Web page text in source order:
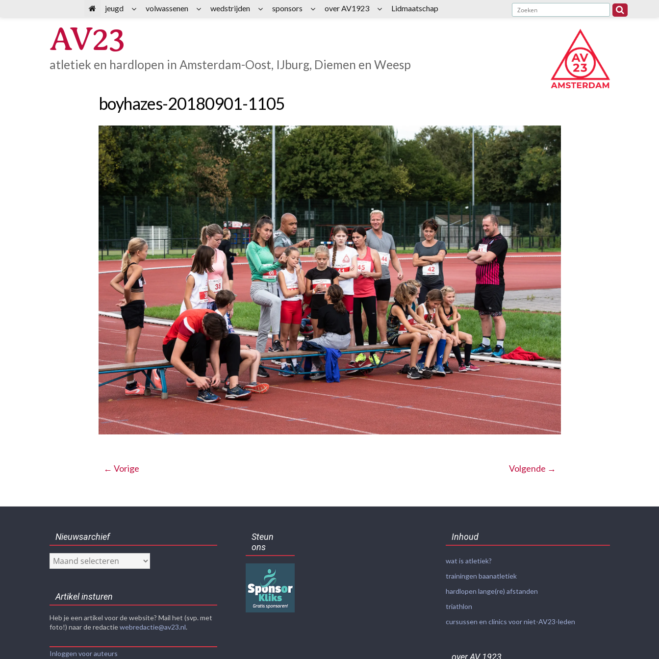
AV23
atletiek en hardlopen in Amsterdam-Oost, IJburg, Diemen en Weesp
boyhazes-20180901-1105
← Vorige Volgende →
Nieuwsarchief
Nieuwsarchief
Artikel insturen
Heb je een artikel voor de website? Mail het (svp. met
foto!) naar de redactiewebredactie@av23.nl.
Inloggen voor auteurs
Steun
ons
Inhoud
wat is atletiek?
trainingen baanatletiek
hardlopen lange(re) afstanden
triathlon
cursussen en clinics voor niet-AV23-leden
over AV 1923
jeugd volwassenen wedstrijden sponsors over AV1923 Lidmaatschap